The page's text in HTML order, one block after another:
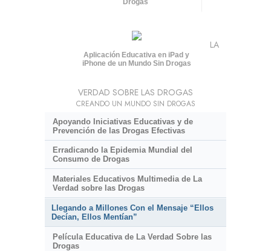
Drogas
Aplicación Educativa en iPad y
iPhone de un Mundo Sin Drogas
LA
VERDAD SOBRE LAS DROGAS
CREANDO UN MUNDO SIN DROGAS
Apoyando Iniciativas Educativas y de
Prevención de las Drogas Efectivas
Erradicando la Epidemia Mundial del
Consumo de Drogas
Materiales Educativos Multimedia de La
Verdad sobre las Drogas
Llegando a Millones Con el Mensaje “Ellos
Decían, Ellos Mentían”
Película Educativa de La Verdad Sobre las
Drogas